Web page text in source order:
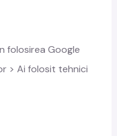
folosirea Google
> Ai folosit tehnici